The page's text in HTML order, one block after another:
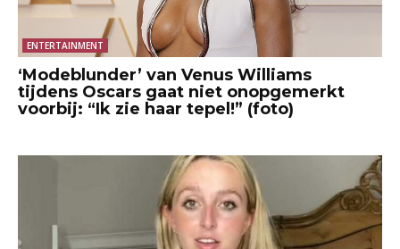
ENTERTAINMENT
‘Modeblunder’ van Venus Williams
tijdens Oscars gaat niet onopgemerkt
voorbij: “Ik zie haar tepel!” (foto)